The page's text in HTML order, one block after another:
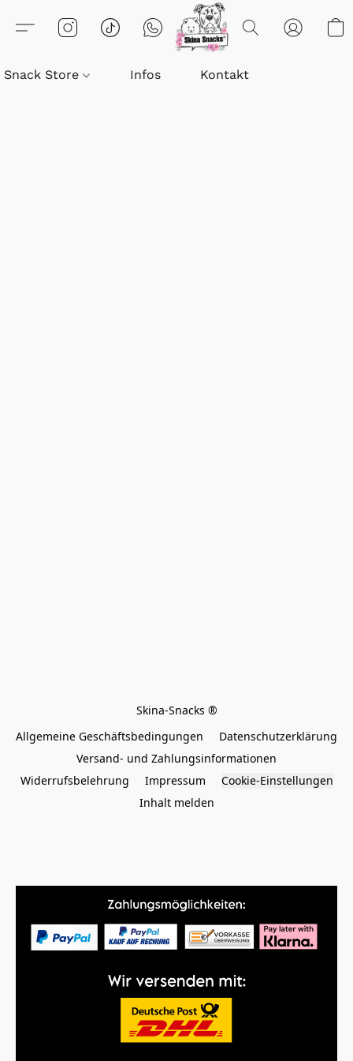
Snack Store Infos Kontakt
Allgemeine Geschäftsbedingungen
Datenschutzerklärung
Versand- und Zahlungsinformationen
Widerrufsbelehrung
Impressum
Cookie-Einstellungen
Inhalt melden